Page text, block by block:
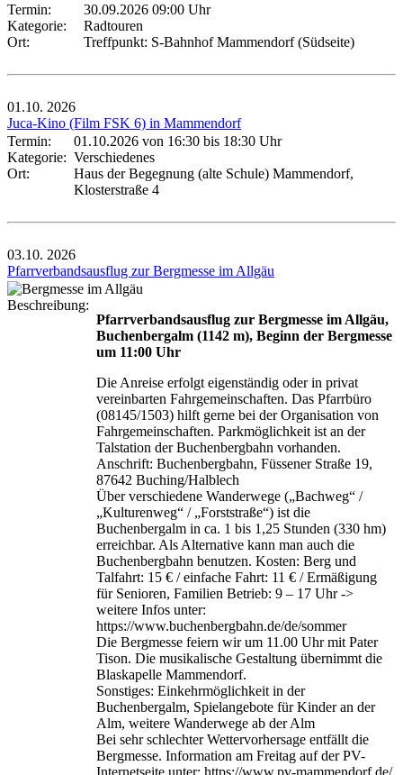
Termin:
30.09.2026 09:00 Uhr
Kategorie:
Radtouren
Ort:
Treffpunkt: S-Bahnhof Mammendorf (Südseite)
01.10. 2026
Juca-Kino (Film FSK 6) in Mammendorf
Termin:
01.10.2026 von 16:30 bis 18:30 Uhr
Kategorie: Verschiedenes
Ort:
Haus der Begegnung (alte Schule) Mammendorf,
Klosterstraße 4
03.10. 2026
Pfarrverbandsausflug zur Bergmesse im Allgäu
Beschreibung:
Pfarrverbandsausflug zur Bergmesse im Allgäu,
Buchenbergalm (1142 m), Beginn der Bergmesse
um 11:00 Uhr
Die Anreise erfolgt eigenständig oder in privat
vereinbarten Fahrgemeinschaften. Das Pfarrbüro
(08145/1503) hilft gerne bei der Organisation von
Fahrgemeinschaften. Parkmöglichkeit ist an der
Talstation der Buchenbergbahn vorhanden.
Anschrift: Buchenbergbahn, Füssener Straße 19,
87642 Buching/Halblech
Über verschiedene Wanderwege („Bachweg“ /
„Kulturenweg“ / „Forststraße“) ist die
Buchenbergalm in ca. 1 bis 1,25 Stunden (330 hm)
erreichbar. Als Alternative kann man auch die
Buchenbergbahn benutzen. Kosten: Berg und
Talfahrt: 15 € / einfache Fahrt: 11 € / Ermäßigung
für Senioren, Familien Betrieb: 9 – 17 Uhr ->
weitere Infos unter:
https://www.buchenbergbahn.de/de/sommer
Die Bergmesse feiern wir um 11.00 Uhr mit Pater
Tison. Die musikalische Gestaltung übernimmt die
Blaskapelle Mammendorf.
Sonstiges: Einkehrmöglichkeit in der
Buchenbergalm, Spielangebote für Kinder an der
Alm, weitere Wanderwege ab der Alm
Bei sehr schlechter Wettervorhersage entfällt die
Bergmesse. Information am Freitag auf der PV-
Internetseite unter: https://www.pv-mammendorf.de/